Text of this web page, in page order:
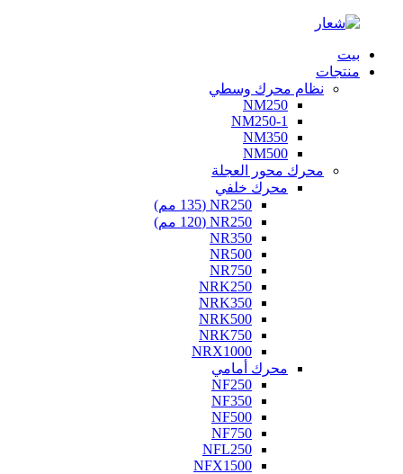
بيت
منتجات
نظام محرك وسطي
NM250
NM250-1
NM350
NM500
محرك محور العجلة
محرك خلفي
NR250 (135 مم)
NR250 (120 مم)
NR350
NR500
NR750
NRK250
NRK350
NRK500
NRK750
NRX1000
محرك أمامي
NF250
NF350
NF500
NF750
NFL250
NFX1500